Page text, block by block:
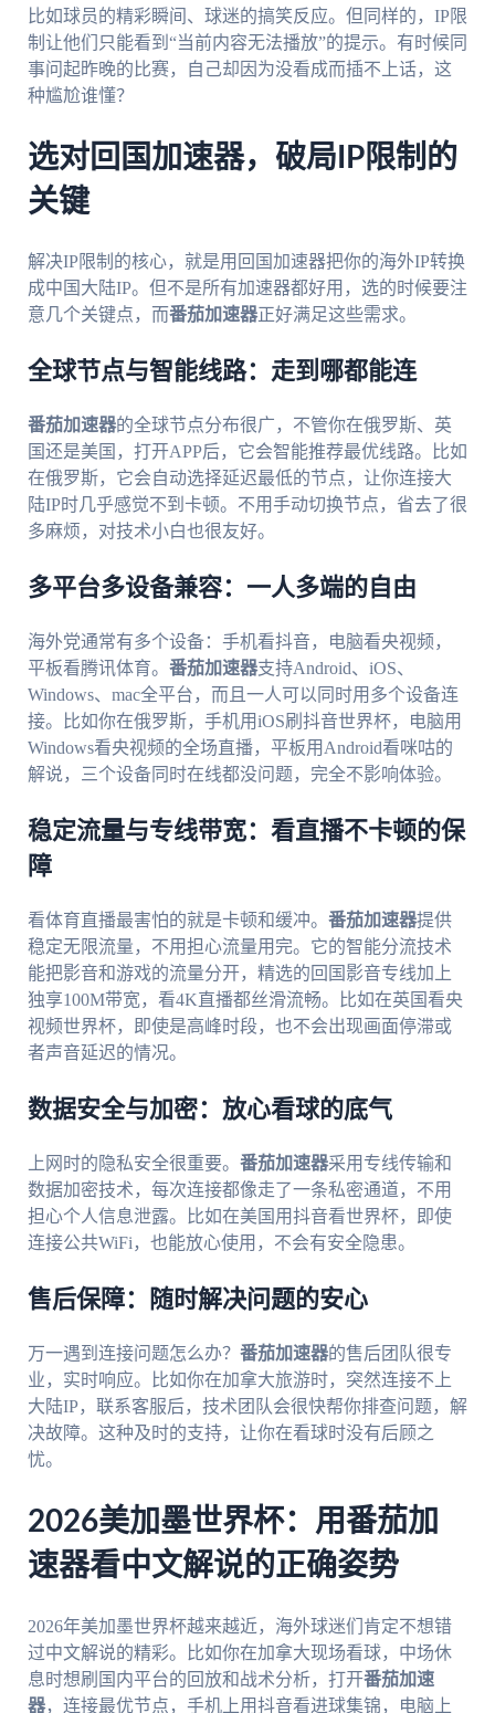
比如球员的精彩瞬间、球迷的搞笑反应。但同样的，IP限
制让他们只能看到“当前内容无法播放”的提示。有时候同
事问起昨晚的比赛，自己却因为没看成而插不上话，这
种尴尬谁懂？
选对回国加速器，破局IP限制的
关键
解决IP限制的核心，就是用回国加速器把你的海外IP转换
成中国大陆IP。但不是所有加速器都好用，选的时候要注
意几个关键点，而番茄加速器正好满足这些需求。
全球节点与智能线路：走到哪都能连
番茄加速器的全球节点分布很广，不管你在俄罗斯、英
国还是美国，打开APP后，它会智能推荐最优线路。比如
在俄罗斯，它会自动选择延迟最低的节点，让你连接大
陆IP时几乎感觉不到卡顿。不用手动切换节点，省去了很
多麻烦，对技术小白也很友好。
多平台多设备兼容：一人多端的自由
海外党通常有多个设备：手机看抖音，电脑看央视频，
平板看腾讯体育。 番茄加速器支持Android、iOS、
Windows、mac全平台，而且一人可以同时用多个设备连
接。比如你在俄罗斯，手机用iOS刷抖音世界杯，电脑用
Windows看央视频的全场直播，平板用Android看咪咕的
解说，三个设备同时在线都没问题，完全不影响体验。
稳定流量与专线带宽：看直播不卡顿的保
障
看体育直播最害怕的就是卡顿和缓冲。 番茄加速器提供
稳定无限流量，不用担心流量用完。它的智能分流技术
能把影音和游戏的流量分开，精选的回国影音专线加上
独享100M带宽，看4K直播都丝滑流畅。比如在英国看央
视频世界杯，即使是高峰时段，也不会出现画面停滞或
者声音延迟的情况。
数据安全与加密：放心看球的底气
上网时的隐私安全很重要。 番茄加速器采用专线传输和
数据加密技术，每次连接都像走了一条私密通道，不用
担心个人信息泄露。比如在美国用抖音看世界杯，即使
连接公共WiFi，也能放心使用，不会有安全隐患。
售后保障：随时解决问题的安心
万一遇到连接问题怎么办？ 番茄加速器的售后团队很专
业，实时响应。比如你在加拿大旅游时，突然连接不上
大陆IP，联系客服后，技术团队会很快帮你排查问题，解
决故障。这种及时的支持，让你在看球时没有后顾之
忧。
2026美加墨世界杯：用番茄加
速器看中文解说的正确姿势
2026年美加墨世界杯越来越近，海外球迷们肯定不想错
过中文解说的精彩。比如你在加拿大现场看球，中场休
息时想刷国内平台的回放和战术分析，打开番茄加速
器，连接最优节点，手机上用抖音看进球集锦，电脑上